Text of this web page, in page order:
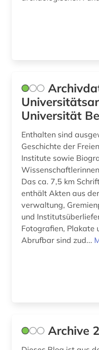
hochschularchiv (2)
hochschule (13)
hochschullehrer (5)
hochschulrecht (4)
Universität
Enthalten sind
Geschichte der
Institute sowie
Das ca. 7,5 km
enthält Akten aus
verwaltung,
und
Fotografien, Plakate
Abrufbar sind zud...
Archive